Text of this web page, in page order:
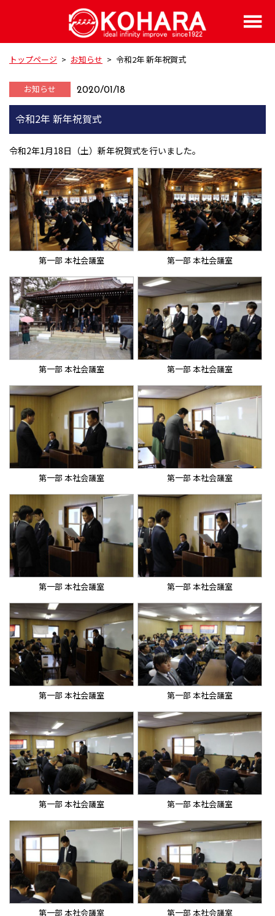
トップページ > お知らせ > 令和2年 新年祝賀式
お知らせ 2020/01/18
令和2年 新年祝賀式
令和2年1月18日（土）新年祝賀式を行いました。
第一部 本社会議室 第一部 本社会議室
第一部 本社会議室 第一部 本社会議室
第一部 本社会議室 第一部 本社会議室
第一部 本社会議室 第一部 本社会議室
第一部 本社会議室 第一部 本社会議室
第一部 本社会議室 第一部 本社会議室
第一部 本社会議室 第一部 本社会議室